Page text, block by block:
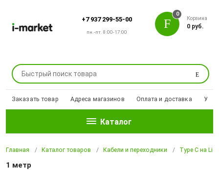
+7 937 299-55-00
пн.-пт. 8:00-17:00
Поиск
0
Корзина
0 руб.
Заказать товар Адреса магазинов Оплата и доставка
Каталог
Главная Каталог товаров Кабели и переходники Type C на
1 метр